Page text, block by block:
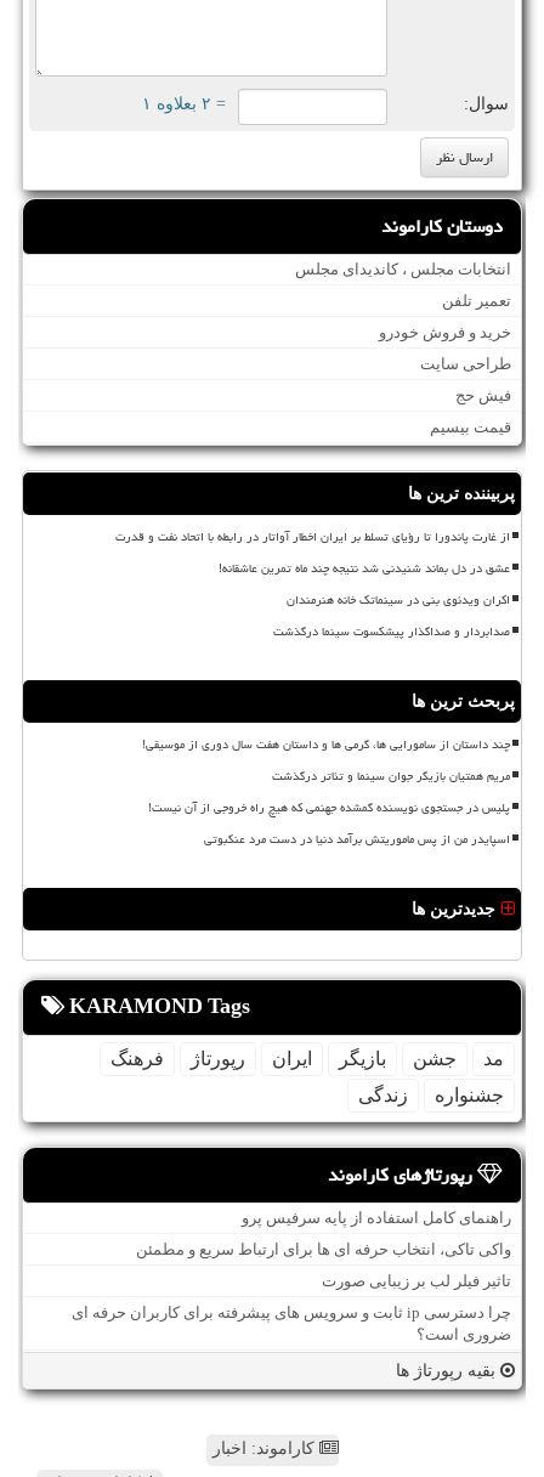
سوال: = ۲ بعلاوه ۱
دوستان کاراموند
انتخابات مجلس ، کاندیدای مجلس
تعمیر تلفن
خرید و فروش خودرو
طراحی سایت
فیش حج
قیمت بیسیم
پربیننده ترین ها
از غارت پاندورا تا رؤیای تسلط بر ایران اخطار آواتار در رابطه با اتحاد نفت و قدرت
عشق در دل بماند شنیدنی شد نتیجه چند ماه تمرین عاشقانه!
اکران ویدئوی بنی در سینماتک خانه هنرمندان
صدابردار و صداگذار پیشکسوت سینما درگذشت
پربحث ترین ها
چند داستان از سامورایی ها، گرمی ها و داستان هفت سال دوری از موسیقی!
مریم همتیان بازیگر جوان سینما و تئاتر درگذشت
پلیس در جستجوی نویسنده گمشده جهنمی که هیچ راه خروجی از آن نیست!
اسپایدر من از پس ماموریتش برآمد دنیا در دست مرد عنکبوتی
جدیدترین ها
KARAMOND Tags
مد جشن بازیگر ایران رپورتاژ
فرهنگ
جشنواره
زندگی
رپورتاژهای کاراموند
راهنمای کامل استفاده از پایه سرفیس پرو
واکی تاکی، انتخاب حرفه ای ها برای ارتباط سریع و مطمئن
تاثیر فیلر لب بر زیبایی صورت
چرا دسترسی ip ثابت و سرویس های پیشرفته برای کاربران حرفه ای
ضروری است؟
بقیه رپورتاژ ها
کاراموند: اخبار